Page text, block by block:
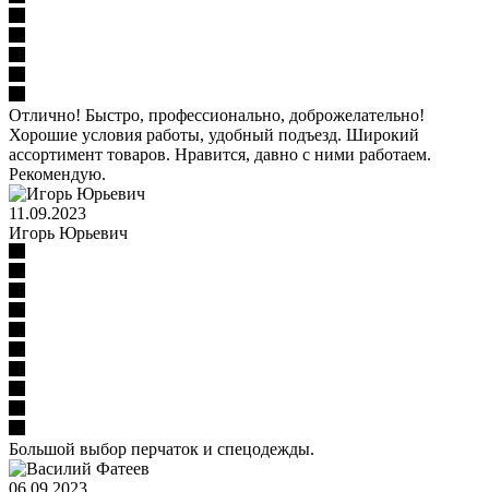
Отлично! Быстро, профессионально, доброжелательно!
Хорошие условия работы, удобный подъезд. Широкий
ассортимент товаров. Нравится, давно с ними работаем.
Рекомендую.
11.09.2023
Игорь Юрьевич
Большой выбор перчаток и спецодежды.
06.09.2023